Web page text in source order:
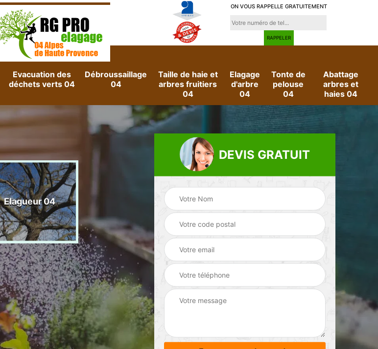
ON VOUS RAPPELLE GRATUITEMENT
Evacuation des
déchets verts 04
Débroussaillage
04
Taille de haie et
arbres fruitiers
04
Elagage
d'arbre
04
Tonte de
pelouse
04
Abattage
arbres et
haies 04
Elagueur 04
Evacuation des
Jardinier 04
DEVIS GRATUIT